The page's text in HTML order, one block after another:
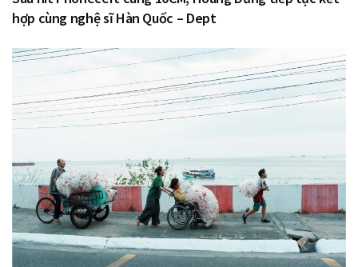
hợp cùng nghệ sĩ Hàn Quốc – Dept